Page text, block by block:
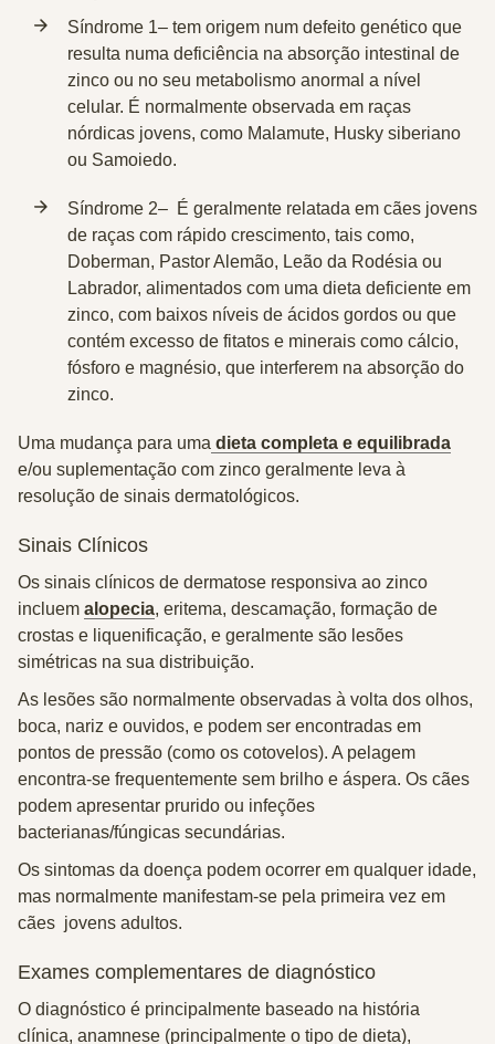
Síndrome 1– tem origem num defeito genético que
resulta numa deficiência na absorção intestinal de
zinco ou no seu metabolismo anormal a nível
celular. É normalmente observada em raças
nórdicas jovens, como Malamute, Husky siberiano
ou Samoiedo.
Síndrome 2– É geralmente relatada em cães jovens
de raças com rápido crescimento, tais como,
Doberman, Pastor Alemão, Leão da Rodésia ou
Labrador, alimentados com uma dieta deficiente em
zinco, com baixos níveis de ácidos gordos ou que
contém excesso de fitatos e minerais como cálcio,
fósforo e magnésio, que interferem na absorção do
zinco.
Uma mudança para uma dieta completa e equilibrada
e/ou suplementação com zinco geralmente leva à
resolução de sinais dermatológicos.
Sinais Clínicos
Os sinais clínicos de dermatose responsiva ao zinco
incluem alopecia, eritema, descamação, formação de
crostas e liquenificação, e geralmente são lesões
simétricas na sua distribuição.
As lesões são normalmente observadas à volta dos olhos,
boca, nariz e ouvidos, e podem ser encontradas em
pontos de pressão (como os cotovelos). A pelagem
encontra-se frequentemente sem brilho e áspera. Os cães
podem apresentar prurido ou infeções
bacterianas/fúngicas secundárias.
Os sintomas da doença podem ocorrer em qualquer idade,
mas normalmente manifestam-se pela primeira vez em
cães jovens adultos.
Exames complementares de diagnóstico
O diagnóstico é principalmente baseado na história
clínica, anamnese (principalmente o tipo de dieta),